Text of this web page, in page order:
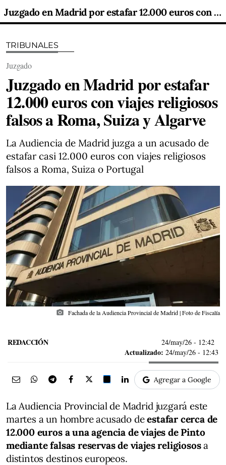
Juzgado en Madrid por estafar 12.000 euros con viajes religiosos falsos a Roma, Suiza y Algarve
TRIBUNALES
Juzgado
Juzgado en Madrid por estafar
12.000 euros con viajes religiosos
falsos a Roma, Suiza y Algarve
La Audiencia de Madrid juzga a un acusado de
estafar casi 12.000 euros con viajes religiosos
falsos a Roma, Suiza o Portugal
photo_camera Fachada de la Audiencia Provincial de Madrid | Foto de Fiscalía
REDACCIÓN 24/may/26 - 12:42
Actualizado: 24/may/26 - 12:43
Agregar a Google
La Audiencia Provincial de Madrid juzgará este
martes a un hombre acusado deestafar cerca de
12.000 euros a una agencia de viajes de Pinto
mediante falsas reservas de viajes religiososa
distintos destinos europeos.